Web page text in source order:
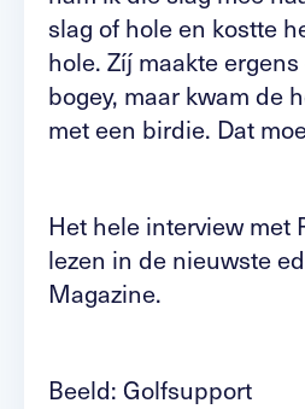
slag of hole en kostte
hole. Zíj maakte
bogey, maar kwam de
met een birdie. Dat
Het hele interview met
lezen in de nieuwste
Magazine.
Beeld: Golfsupport